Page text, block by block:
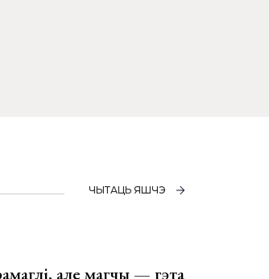
ЧЫТАЦЬ ЯШЧЭ
але магчы — гэта